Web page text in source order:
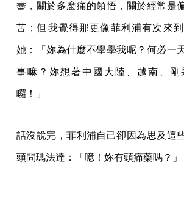
盡，關於多麽痛的領悟，關於經常是
苦；但我覺得那更像菲利浦有次來
她：「妳為什麼不學學我呢？何必一
事嘛？妳想著中國大陸、越南、剛
囉！」
話沒說完，菲利浦自己卻因為思及這
頭問瑪法達：「噫！妳有頭痛藥嗎？」